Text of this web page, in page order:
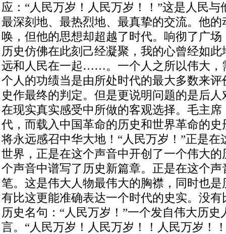
应：“人民万岁！人民万岁！！”这是人民
最深刻地、最热烈地、最真挚的交流。他
唤，但他的思想却超越了时代。响彻了广
历史仿佛在此刻己经凝聚，我的心曾经如此
远和人民在一起……。一个人之所以伟大，
个人的功绩当是由所处时代的最大多数来
史作最终的判定。但是更说明问题的是后
在现实真实感受中所做的客观选择。毛主
代，而载入中国革命的历史和世界革命的
将永远感召中华大地！“人民万岁！”正是
世界，正是在这个声音中开创了一个伟大
个声音中谱写了历史新篇章。正是在这个
笔。这是伟大人物最伟大的胸襟，同时也
有比这更能准确表达一个时代的史实。没
历史名句：“人民万岁！”一个发自伟大历史
言。“人民万岁！人民万岁！！人民万岁